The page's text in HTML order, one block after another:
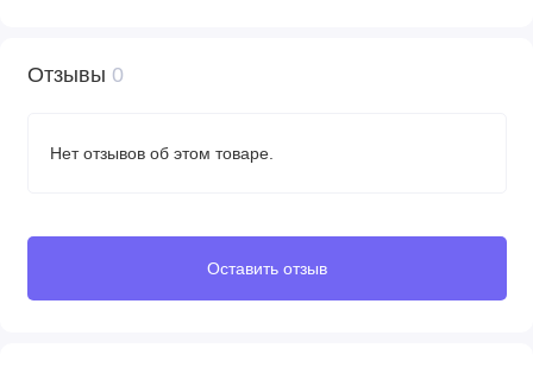
Отзывы 0
Нет отзывов об этом товаре.
Оставить отзыв